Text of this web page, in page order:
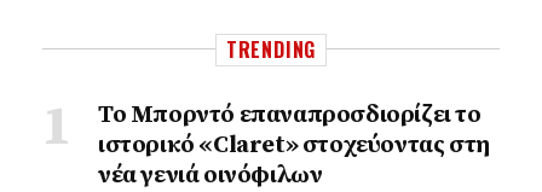
TRENDING
Το Μπορντό επαναπροσδιορίζει το
ιστορικό «Claret» στοχεύοντας στη
νέα γενιά οινόφιλων